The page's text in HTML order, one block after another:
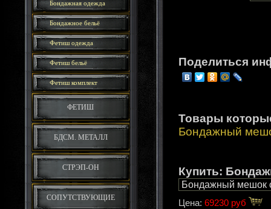
Бондажная одежда
Бондажное бельё
Фетиш одежда
Фетиш бельё
Фетиш комплект
ФЕТИШ
БДСМ. МЕТАЛЛ
СТРЭП-ОН
СОПУТСТВУЮЩИЕ
Поделиться
Товары
Бондажный
Купить:
Цена: 69230 руб